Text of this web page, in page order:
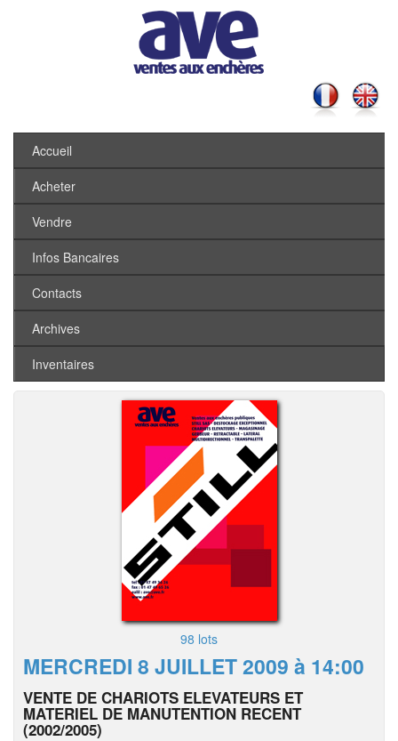
Accueil
Acheter
Vendre
Infos Bancaires
Contacts
Archives
Inventaires
98 lots
MERCREDI 8 JUILLET 2009 à 14:00
VENTE DE CHARIOTS ELEVATEURS ET
MATERIEL DE MANUTENTION RECENT
(2002/2005)